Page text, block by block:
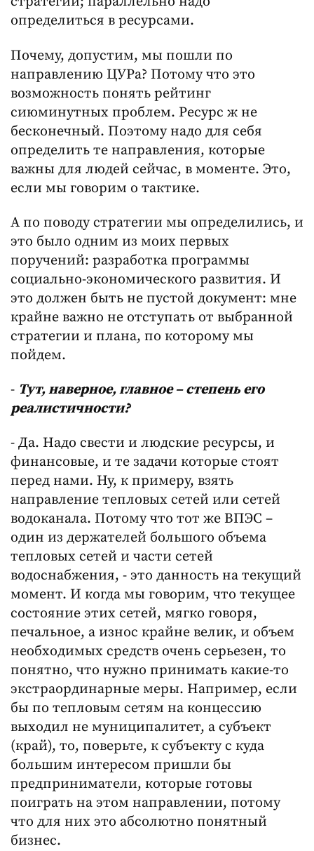
определиться в ресурсами.
Почему, допустим, мы пошли по
направлению ЦУРа? Потому что это
возможность понять рейтинг
сиюминутных проблем. Ресурс ж не
бесконечный. Поэтому надо для себя
определить те направления, которые
важны для людей сейчас, в моменте. Это,
если мы говорим о тактике.
А по поводу стратегии мы определились, и
это было одним из моих первых
поручений: разработка программы
социально-экономического развития. И
это должен быть не пустой документ: мне
крайне важно не отступать от выбранной
стратегии и плана, по которому мы
пойдем.
- Тут, наверное, главное – степень его
реалистичности?
- Да. Надо свести и людские ресурсы, и
финансовые, и те задачи которые стоят
перед нами. Ну, к примеру, взять
направление тепловых сетей или сетей
водоканала. Потому что тот же ВПЭС –
один из держателей большого объема
тепловых сетей и части сетей
водоснабжения, - это данность на текущий
момент. И когда мы говорим, что текущее
состояние этих сетей, мягко говоря,
печальное, а износ крайне велик, и объем
необходимых средств очень серьезен, то
понятно, что нужно принимать какие-то
экстраординарные меры. Например, если
бы по тепловым сетям на концессию
выходил не муниципалитет, а субъект
(край), то, поверьте, к субъекту с куда
большим интересом пришли бы
предприниматели, которые готовы
поиграть на этом направлении, потому
что для них это абсолютно понятный
бизнес.